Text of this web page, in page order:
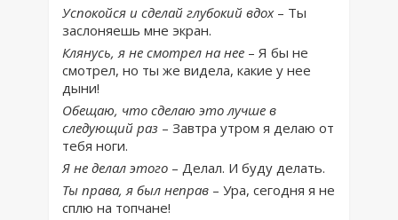
Успокойся и сделай глубокий вдох– Ты
заслоняешь мне экран.
Клянусь, я не смотрел на нее – Я бы не
смотрел, но ты же видела, какие у нее
дыни!
Обещаю, что сделаю это лучше в
следующий раз – Завтра утром я делаю от
тебя ноги.
Я не делал этого – Делал. И буду делать.
Ты права, я был неправ – Ура, сегодня я не
сплю на топчане!